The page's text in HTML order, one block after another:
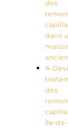
des
dans
des
Île-